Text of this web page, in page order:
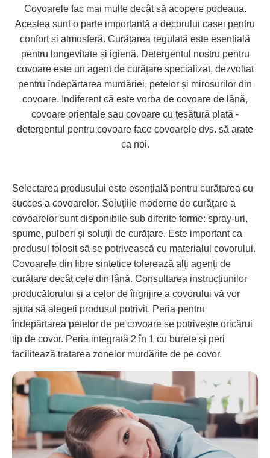
Covoarele fac mai multe decât să acopere podeaua.
Acestea sunt o parte importantă a decorului casei pentru
confort și atmosferă. Curățarea regulată este esențială
pentru longevitate și igienă. Detergentul nostru pentru
covoare este un agent de curățare specializat, dezvoltat
pentru îndepărtarea murdăriei, petelor și mirosurilor din
covoare. Indiferent că este vorba de covoare de lână,
covoare orientale sau covoare cu țesătură plată -
detergentul pentru covoare face covoarele dvs. să arate
ca noi.
Selectarea produsului este esențială pentru curățarea cu
succes a covoarelor. Soluțiile moderne de curățare a
covoarelor sunt disponibile sub diferite forme: spray-uri,
spume, pulberi și soluții de curățare. Este important ca
produsul folosit să se potrivească cu materialul covorului.
Covoarele din fibre sintetice tolerează alți agenți de
curățare decât cele din lână. Consultarea instrucțiunilor
producătorului și a celor de îngrijire a covorului vă vor
ajuta să alegeți produsul potrivit. Peria pentru
îndepărtarea petelor de pe covoare se potrivește oricărui
tip de covor. Peria integrată 2 în 1 cu burete și peri
facilitează tratarea zonelor murdărite de pe covor.